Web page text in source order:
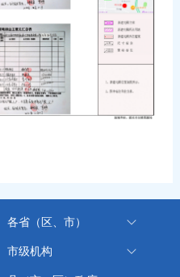
各省（区、市）
市级机构